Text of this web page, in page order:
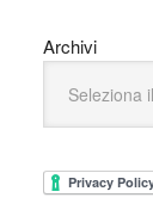
Archivi